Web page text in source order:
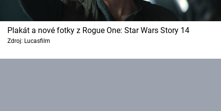
Plakát a nové fotky z Rogue One: Star Wars Story 14
Zdroj: Lucasfilm